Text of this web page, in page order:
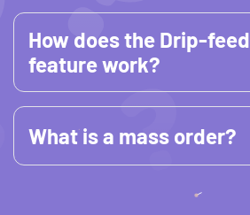
How does the Drip-feed
feature work?
What is a mass order?